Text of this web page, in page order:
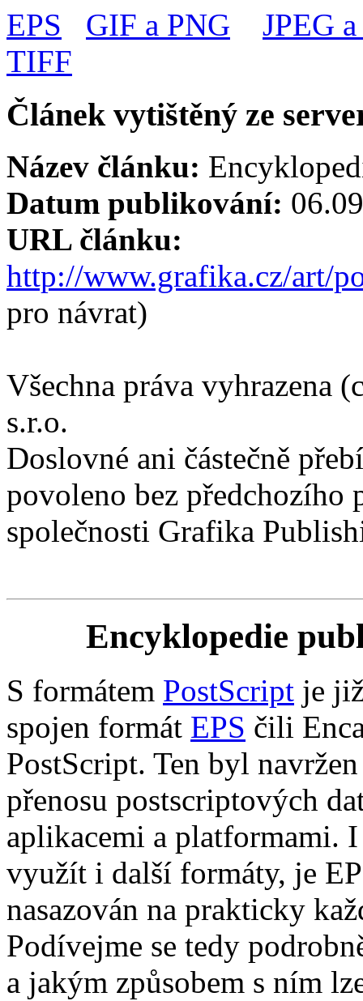
EPS GIF a PNG
JPEG
TIFF
Článek vytištěný ze
Název článku:
Datum publikování:
URL článku:
http://www.grafika.cz/art/
pro návrat)
Všechna práva vyhrazena
s.r.o.
Doslovné ani částečně
povoleno bez předchozího
společnosti Grafika
Encyklopedie
S formátem PostScript je
spojen formát EPS čili
PostScript. Ten byl
přenosu postscriptových
aplikacemi a platformami.
využít i další formáty, je
nasazován na prakticky
Podívejme se tedy
a jakým způsobem s ním